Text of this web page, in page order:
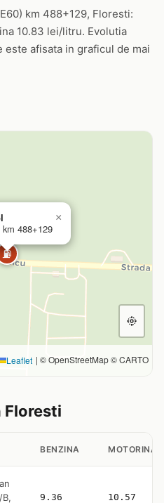
km 488+129, Floresti:
10.83 lei/litru. Evolutia
afisata in graficul de mai
⛽
km 488+129
×
Leaflet | © OpenStreetMap © CARTO
Floresti
BENZINA MOTORINA
B,
9.36 10.57